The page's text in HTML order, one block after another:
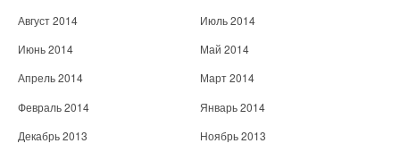
Август 2014
Июль 2014
Июнь 2014
Май 2014
Апрель 2014
Март 2014
Февраль 2014
Январь 2014
Декабрь 2013
Ноябрь 2013